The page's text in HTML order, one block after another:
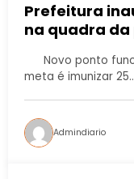
Prefeitura
na quadra
Novo ponto
meta é imunizar
Admindiario